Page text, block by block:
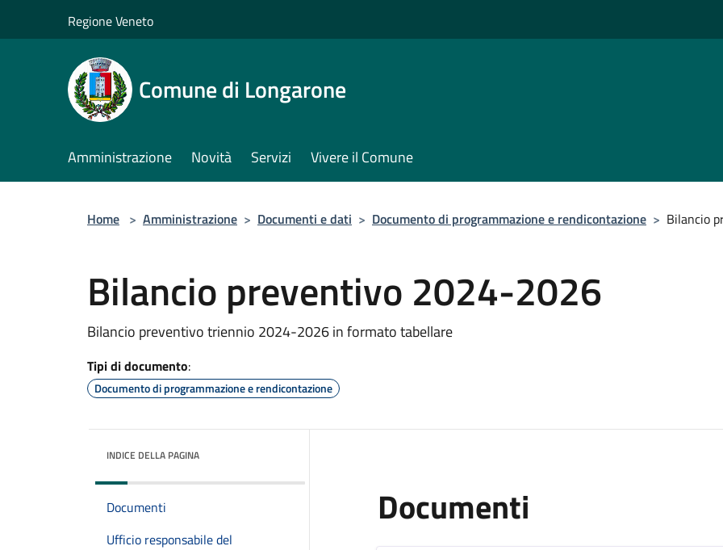
Regione Veneto
Comune di Longarone
Amministrazione Novità Servizi Vivere il Comune
Home > Amministrazione > Documenti e dati > Documento di programmazione e rendicontazione > Bilancio
Bilancio preventivo 2024-2026
Bilancio preventivo triennio 2024-2026 in formato tabellare
Tipi di documento:
Documento di programmazione e rendicontazione
INDICE DELLA PAGINA
Documenti
Ufficio responsabile del
Documenti